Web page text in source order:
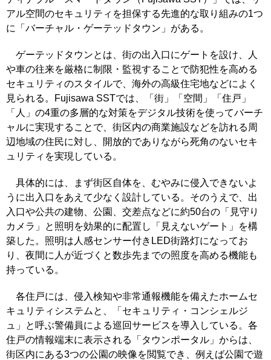
アル空間のセキュリティを担保する先進的な取り組みの1つ
に「バーチャル・ゲーテッドタウン」がある。
ゲーテッドタウンとは、街の出入口にゲートを設け、人
や車の往来を厳格に制限・監視することで防犯性を高める
セキュリティのスタイルで、海外の高級住宅地などによく
見られる。Fujisawa SSTでは、「街」「空間」「住戸」
「人」の4重の多層的な対策をデジタル技術を使ってバーチ
ャルに実現することで、街区内の商業施設などを訪れる周
辺地域の住民に対し、開放的でありながら死角のないセキ
ュリティを実現している。
具体的には、まず街区自体を、むやみに侵入できないよ
うに出入口をあえて少なく設計している。そのうえで、出
入口や公共の建物、公園、交差点などに約50台の「見守り
カメラ」と照明を効果的に配置し「見えないゲート」を構
築した。照明は人感センサー付きLED街路灯になってお
り、夜間に人が近づくと数歩先までの照度を高める機能も
持っている。
各住戸には、侵入検知や非常通報機能を備えたホームセ
キュリティシステムと、「セキュリティ・コンシェルジ
ュ」と呼ぶ警備員による巡回サービスを導入している。各
住戸の情報端末に表示される「タウンポータル」からは、
街区内にある3つの公園の映像を閲覧でき、例えば公園で遊